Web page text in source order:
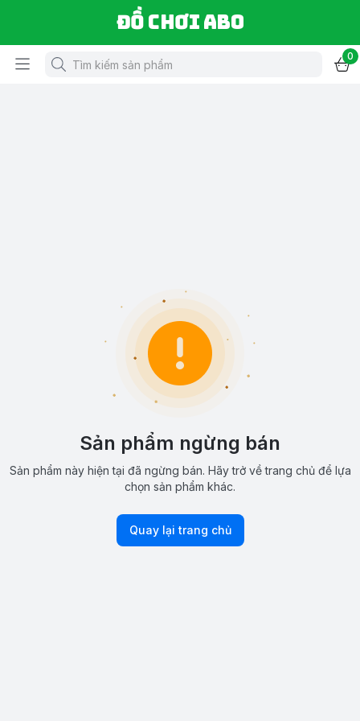
Đồ chơi ABO
0
Sản phẩm ngừng bán
Sản phẩm này hiện tại đã ngừng bán. Hãy trở về trang chủ để lựa
chọn sản phẩm khác.
Quay lại trang chủ